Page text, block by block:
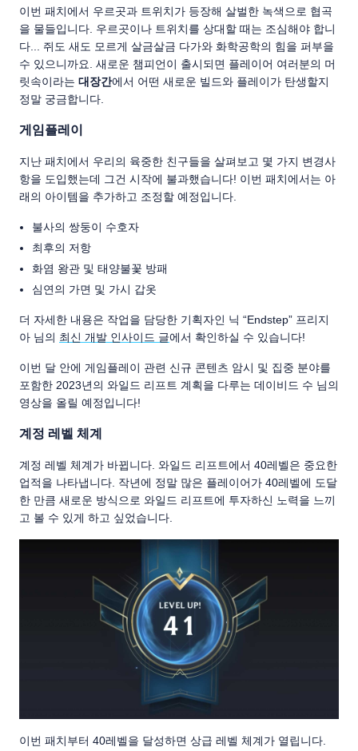
이번 패치에서 우르곳과 트위치가 등장해 살벌한 녹색으로 협곡
을 물들입니다. 우르곳이나 트위치를 상대할 때는 조심해야 합니
다... 쥐도 새도 모르게 살금살금 다가와 화학공학의 힘을 퍼부을
수 있으니까요. 새로운 챔피언이 출시되면 플레이어 여러분의 머
릿속이라는 대장간에서 어떤 새로운 빌드와 플레이가 탄생할지
정말 궁금합니다.
게임플레이
지난 패치에서 우리의 육중한 친구들을 살펴보고 몇 가지 변경사
항을 도입했는데 그건 시작에 불과했습니다! 이번 패치에서는 아
래의 아이템을 추가하고 조정할 예정입니다.
불사의 쌍둥이 수호자
최후의 저항
화염 왕관 및 태양불꽃 방패
심연의 가면 및 가시 갑옷
더 자세한 내용은 작업을 담당한 기획자인 닉 “Endstep” 프리지
아 님의 최신 개발 인사이드 글에서 확인하실 수 있습니다!
이번 달 안에 게임플레이 관련 신규 콘텐츠 암시 및 집중 분야를
포함한 2023년의 와일드 리프트 계획을 다루는 데이비드 수 님의
영상을 올릴 예정입니다!
계정 레벨 체계
계정 레벨 체계가 바뀝니다. 와일드 리프트에서 40레벨은 중요한
업적을 나타냅니다. 작년에 정말 많은 플레이어가 40레벨에 도달
한 만큼 새로운 방식으로 와일드 리프트에 투자하신 노력을 느끼
고 볼 수 있게 하고 싶었습니다.
이번 패치부터 40레벨을 달성하면 상급 레벨 체계가 열립니다.